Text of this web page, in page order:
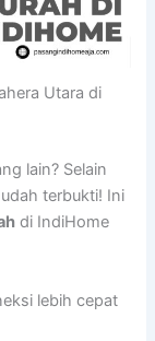
Utara di
lain? Selain
terbukti! Ini
di IndiHome
lebih cepat